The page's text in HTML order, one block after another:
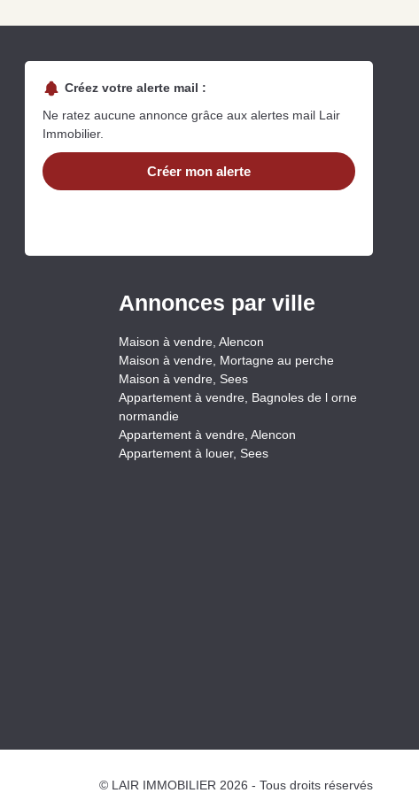
Créez votre alerte mail :
Ne ratez aucune annonce grâce aux alertes mail Lair
Immobilier.
Créer mon alerte
Annonces par ville
Maison à vendre, Alencon
Maison à vendre, Mortagne au perche
Maison à vendre, Sees
Appartement à vendre, Bagnoles de l orne
normandie
Appartement à vendre, Alencon
Appartement à louer, Sees
© LAIR IMMOBILIER 2026 - Tous droits réservés